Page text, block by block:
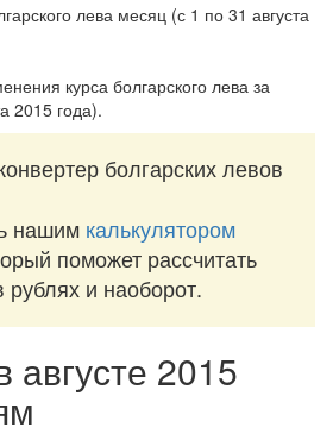
курса болгарского лева за
2015 года).
болгарских левов
нашим калькулятором
поможет рассчитать
рублях и наоборот.
августе 2015